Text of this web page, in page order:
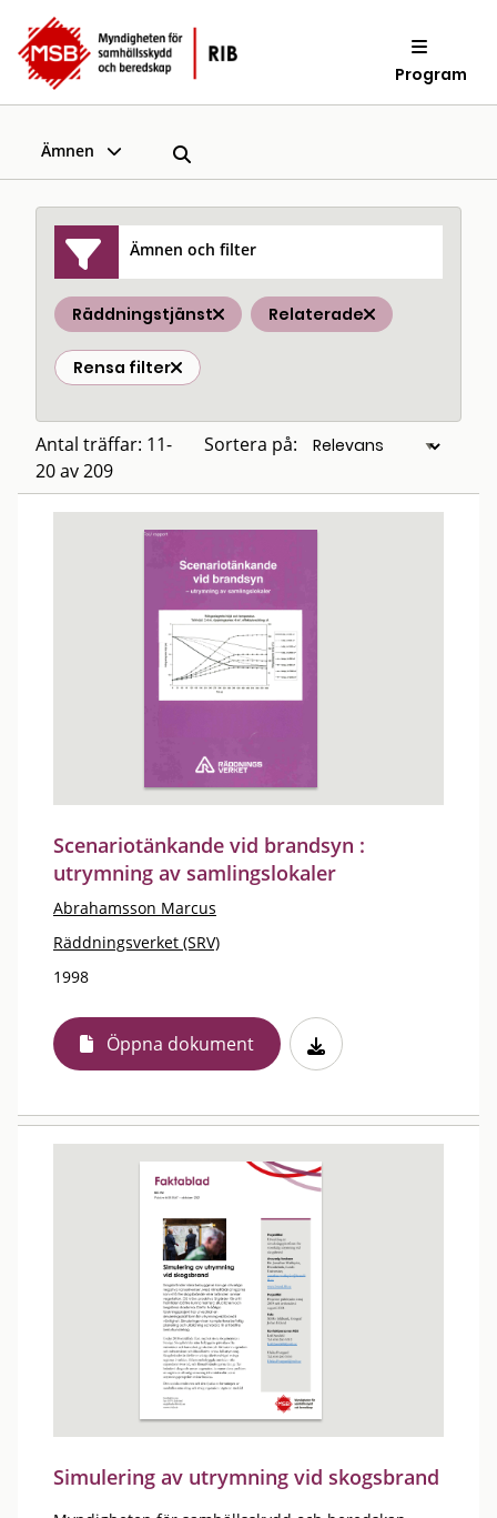
Program
Ämnen
Ämnen och filter
Räddningstjänst Relaterade
Rensa filter
Antal träffar: 11-
20 av 209
Sortera på:
Scenariotänkande vid brandsyn :
utrymning av samlingslokaler
Abrahamsson Marcus
Räddningsverket (SRV)
1998
Öppna dokument
Simulering av utrymning vid skogsbrand